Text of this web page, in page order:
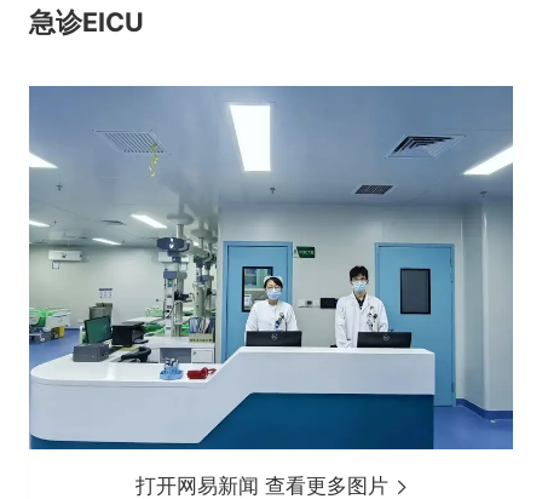
急诊EICU
打开网易新闻 查看更多图片